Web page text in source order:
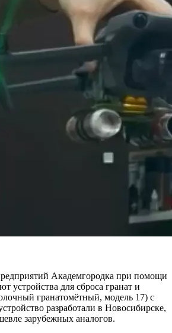
Академгородка при помощи
устройства для сброса гранат и
гранатомётный, модель 17) с
разработали в Новосибирске,
зарубежных аналогов.